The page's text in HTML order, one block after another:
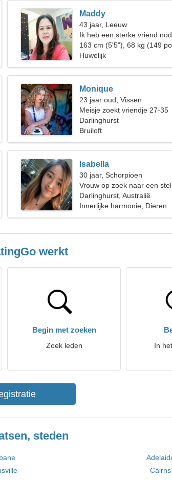
Maddy
43 jaar, Leeuw
Ik heb een sterke vriend
skiën
163 cm (5'5"), 68 kg (149
Huwelijk
Monique
23 jaar oud, Vissen
Meisje zoekt vriendje 27-35
Darlinghurst
Bruiloft
Isabella
30 jaar, Schorpioen
Vrouw op zoek naar een
Darlinghurst, Australië
Innerlijke harmonie, Dieren
werkt
Begin met zoeken
Zoek leden In
steden
Cairns